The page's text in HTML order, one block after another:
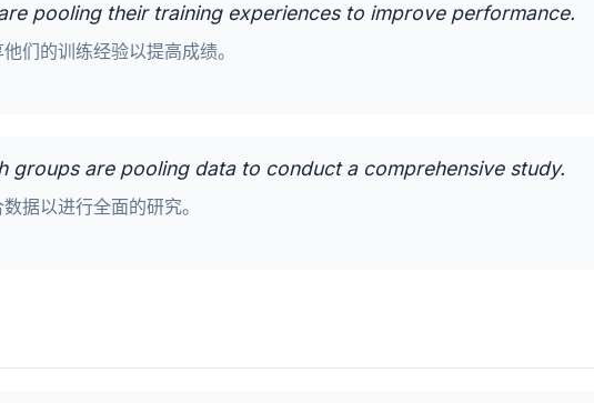
pooling their training experiences to improve performance.
们的训练经验以提高成绩。
groups are pooling data to conduct a comprehensive study.
据以进行全面的研究。